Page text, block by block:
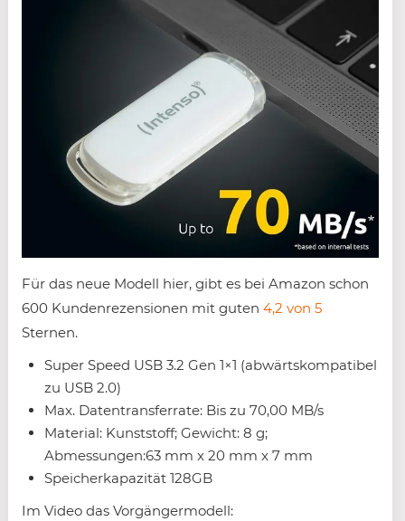
Für das neue Modell hier, gibt es bei Amazon schon
600 Kundenrezensionen mit guten 4,2 von 5
Sternen.
Super Speed USB 3.2 Gen 1×1 (abwärtskompatibel
zu USB 2.0)
Max. Datentransferrate: Bis zu 70,00 MB/s
Material: Kunststoff; Gewicht: 8 g;
Abmessungen:63 mm x 20 mm x 7 mm
Speicherkapazität 128GB
Im Video das Vorgängermodell: